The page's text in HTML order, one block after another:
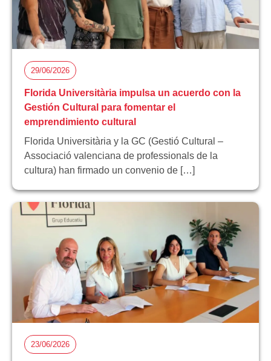
29/06/2026
Florida Universitària impulsa un acuerdo con la
Gestión Cultural para fomentar el
emprendimiento cultural
Florida Universitària y la GC (Gestió Cultural –
Associació valenciana de professionals de la
cultura) han firmado un convenio de […]
23/06/2026